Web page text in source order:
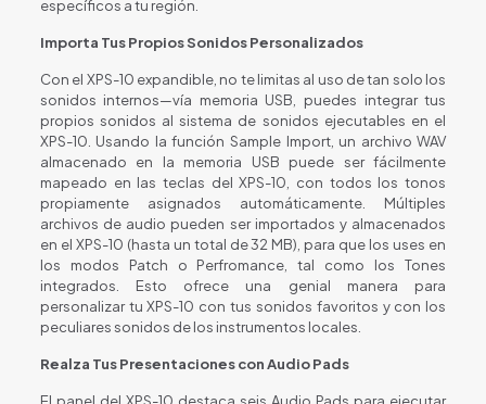
específicos a tu región.
Importa Tus Propios Sonidos Personalizados
Con el XPS-10 expandible, no te limitas al uso de tan solo los
sonidos internos—vía memoria USB, puedes integrar tus
propios sonidos al sistema de sonidos ejecutables en el
XPS-10. Usando la función Sample Import, un archivo WAV
almacenado en la memoria USB puede ser fácilmente
mapeado en las teclas del XPS-10, con todos los tonos
propiamente asignados automáticamente. Múltiples
archivos de audio pueden ser importados y almacenados
en el XPS-10 (hasta un total de 32 MB), para que los uses en
los modos Patch o Perfromance, tal como los Tones
integrados. Esto ofrece una genial manera para
personalizar tu XPS-10 con tus sonidos favoritos y con los
peculiares sonidos de los instrumentos locales.
Realza Tus Presentaciones con Audio Pads